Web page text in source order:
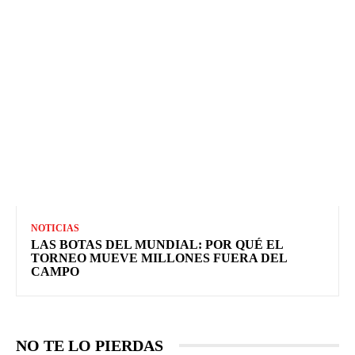
NOTICIAS
LAS BOTAS DEL MUNDIAL: POR QUÉ EL
TORNEO MUEVE MILLONES FUERA DEL
CAMPO
NO TE LO PIERDAS